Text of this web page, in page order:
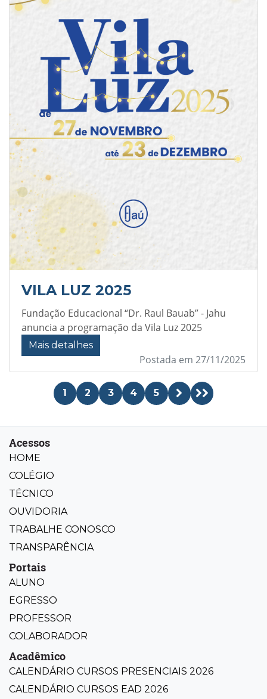
VILA LUZ 2025
Fundação Educacional “Dr. Raul Bauab” - Jahu
anuncia a programação da Vila Luz 2025
Mais detalhes
Postada em 27/11/2025
1 2 3 4 5
Acessos
HOME
COLÉGIO
TÉCNICO
OUVIDORIA
TRABALHE CONOSCO
TRANSPARÊNCIA
Portais
ALUNO
EGRESSO
PROFESSOR
COLABORADOR
Acadêmico
CALENDÁRIO CURSOS PRESENCIAIS 2026
CALENDÁRIO CURSOS EAD 2026